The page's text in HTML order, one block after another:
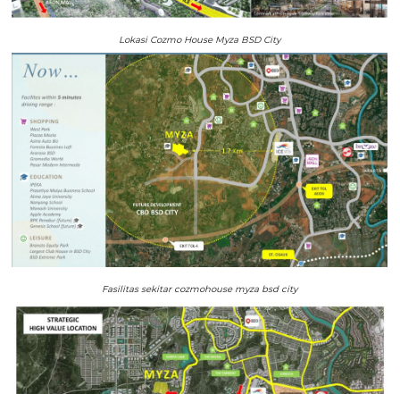
Lokasi Cozmo House Myza BSD City
Fasilitas sekitar cozmohouse myza bsd city